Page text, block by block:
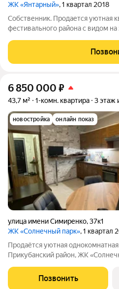
ЖК «Янтарный», 1 квартал 2018
Собственник. Продается уютная
фестивального района с видом
постройки. В квартире в феврале
перекрашены стены дорогой
6 850 000 ₽
43,7 м² 1-комн. квартира 3 этаж
новостройка онлайн показ
улица имени Симиренко,37к1
ЖК «Солнечный парк», 1 квартал
Продаётся уютная
Прикубанский район, ЖК
Квартира повышенной
монолитно-кирпичном доме,
Позвонить